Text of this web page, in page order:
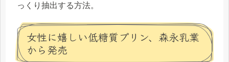
っくり抽出する方法。
女性に嬉しい低糖質プリン、森永乳業
から発売